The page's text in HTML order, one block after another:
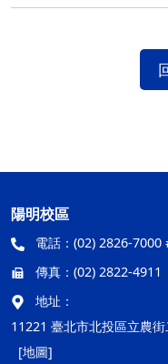
陽明校區
電話： (02) 2826-7000
傳真： (02) 2822-4911
地址：
11221 臺北市北投區立農
[地圖]